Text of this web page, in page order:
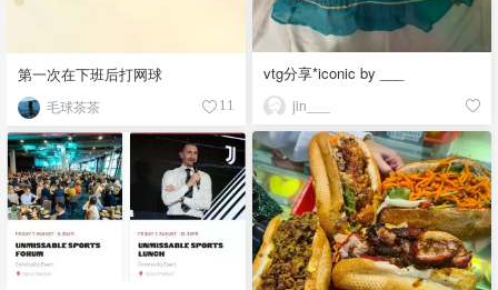
第一次在下班后打网球
毛球茶茶 11
vtg分享*iconic by ___
jin___